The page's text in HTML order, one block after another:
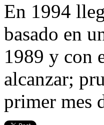
En 1994
basado en
1989 y con
alcanzar;
primer